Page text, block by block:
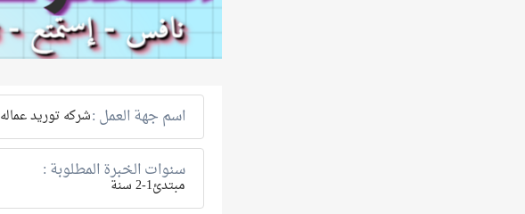
اسم جهة العمل :شركه توريد عماله
سنوات الخبرة المطلوبة :
مبتدئ1-2 سنة